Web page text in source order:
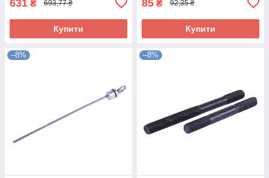
631 ₴ 693,77 ₴
Купити
85 ₴ 92,35 ₴
Купити
–8% –8%